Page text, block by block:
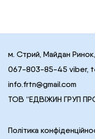
м. Стрий, Майдан
067-803-85-45 viber,
info.frtn@gmail.com
ТОВ “ЕДВІЖИН ГРУП
Політика